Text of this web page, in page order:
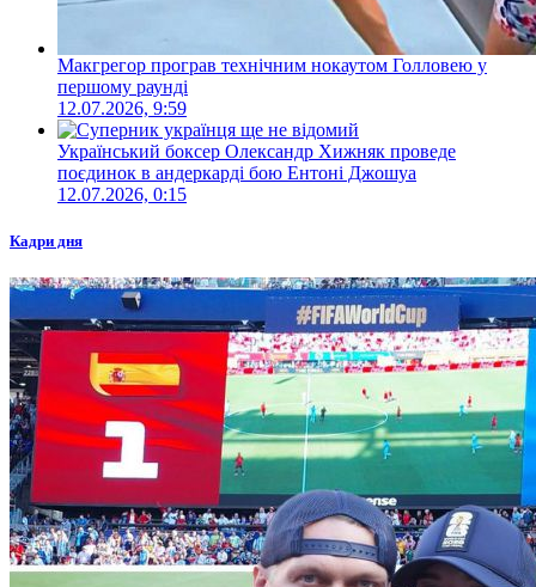
Макгрегор програв технічним нокаутом Голловею у
першому раунді
12.07.2026, 9:59
Український боксер Олександр Хижняк проведе
поєдинок в андеркарді бою Ентоні Джошуа
12.07.2026, 0:15
Кадри дня